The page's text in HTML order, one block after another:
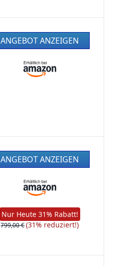
ANGEBOT ANZEIGEN
ANGEBOT ANZEIGEN
Nur Heute 31% Rabatt!
799,00 €(31% reduziert!)